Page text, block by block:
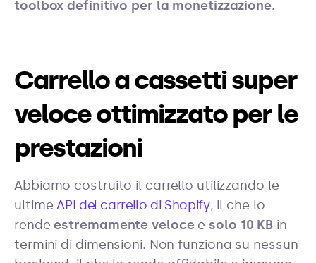
toolbox definitivo per la monetizzazione.
Carrello a cassetti super
veloce ottimizzato per le
prestazioni
Abbiamo costruito il carrello utilizzando le
ultimeAPI del carrello di Shopify, il che lo
rendeestremamente velocee solo 10 KB in
termini di dimensioni. Non funziona su nessun